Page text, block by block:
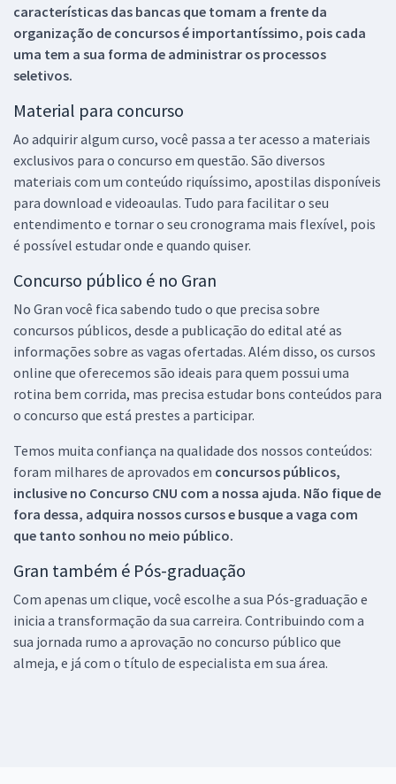
características das bancas que tomam a frente da
organização de concursos é importantíssimo, pois cada
uma tem a sua forma de administrar os processos
seletivos.
Material para concurso
Ao adquirir algum curso, você passa a ter acesso a materiais
exclusivos para o concurso em questão. São diversos
materiais com um conteúdo riquíssimo, apostilas disponíveis
para download e videoaulas. Tudo para facilitar o seu
entendimento e tornar o seu cronograma mais flexível, pois
é possível estudar onde e quando quiser.
Concurso público é no Gran
No Gran você fica sabendo tudo o que precisa sobre
concursos públicos, desde a publicação do edital até as
informações sobre as vagas ofertadas. Além disso, os cursos
online que oferecemos são ideais para quem possui uma
rotina bem corrida, mas precisa estudar bons conteúdos para
o concurso que está prestes a participar.
Temos muita confiança na qualidade dos nossos conteúdos:
foram milhares de aprovados em concursos públicos,
inclusive no Concurso CNU com a nossa ajuda. Não fique de
fora dessa, adquira nossos cursos e busque a vaga com
que tanto sonhou no meio público.
Gran também é Pós-graduação
Com apenas um clique, você escolhe a sua Pós-graduação e
inicia a transformação da sua carreira. Contribuindo com a
sua jornada rumo a aprovação no concurso público que
almeja, e já com o título de especialista em sua área.